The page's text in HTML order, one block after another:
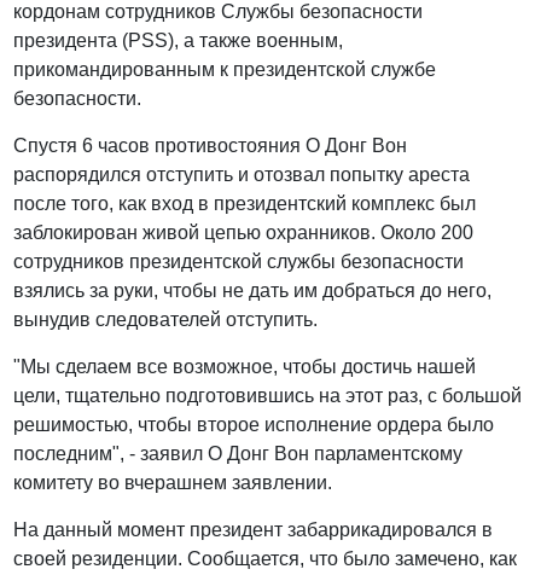
кордонам сотрудников Службы безопасности
президента (PSS), а также военным,
прикомандированным к президентской службе
безопасности.
Спустя 6 часов противостояния О Донг Вон
распорядился отступить и отозвал попытку ареста
после того, как вход в президентский комплекс был
заблокирован живой цепью охранников. Около 200
сотрудников президентской службы безопасности
взялись за руки, чтобы не дать им добраться до него,
вынудив следователей отступить.
"Мы сделаем все возможное, чтобы достичь нашей
цели, тщательно подготовившись на этот раз, с большой
решимостью, чтобы второе исполнение ордера было
последним", - заявил О Донг Вон парламентскому
комитету во вчерашнем заявлении.
На данный момент президент забаррикадировался в
своей резиденции. Сообщается, что было замечено, как